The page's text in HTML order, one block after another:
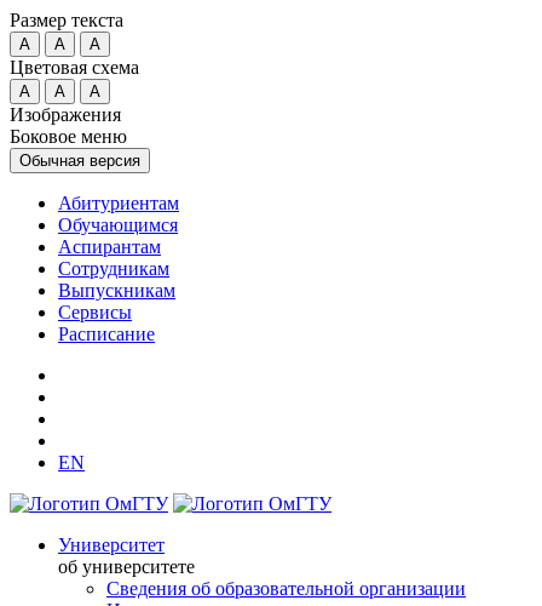
Размер текста
A A A
Цветовая схема
A A A
Изображения
Боковое меню
Обычная версия
Абитуриентам
Обучающимся
Аспирантам
Сотрудникам
Выпускникам
Сервисы
Расписание
EN
Университет
об университете
Сведения об образовательной организации